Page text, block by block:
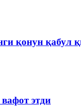
қонун
этди